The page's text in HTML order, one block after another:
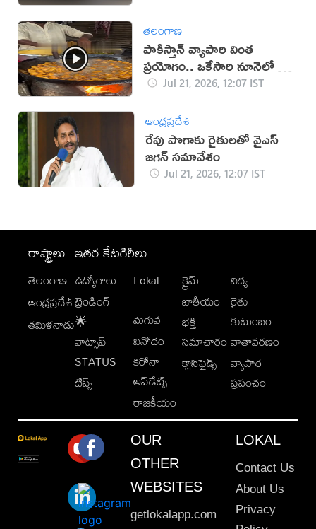
తెలంగాణ
పాకిస్తాన్ వ్యాపారి వింత
ప్రయోగం.. ఒకేసారి నూనెలో టీ,
పకోడీలు!
Jul 21, 2026, 12:07 IST
ఆంధ్రప్రదేశ్
రేపు పొగాకు రైతులతో వైఎస్‌
జగన్‌ సమావేశం
Jul 21, 2026, 12:07 IST
రాష్ట్రాలు
తెలంగాణ
ఆంధ్రప్రదేశ్
తమిళనాడు
ఇతర కేటగిరీలు
ఉద్యోగాలు
ట్రెండింగ్
🌟
వాట్సాప్
STATUS
టిప్స్
Lokal
-
మగువ
వినోదం
కరోనా
అప్‌డేట్స్
రాజకీయం
క్రైమ్
జాతీయం
భక్తి
సమాచారం
క్లాసిఫైడ్స్
విద్య
రైతు
కుటుంబం
వాతావరణం
వ్యాపార
ప్రపంచం
OUR
OTHER
WEBSITES
getlokalapp.com
LOKAL
Contact Us
About Us
Privacy